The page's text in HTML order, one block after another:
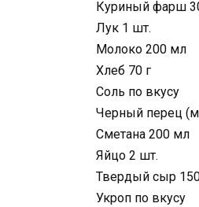
Куриный фарш
Лук 1 шт.
Молоко 200 мл
Хлеб 70 г
Соль по вкусу
Черный перец
Сметана 200 мл
Яйцо 2 шт.
Твердый сыр
Укроп по вкусу